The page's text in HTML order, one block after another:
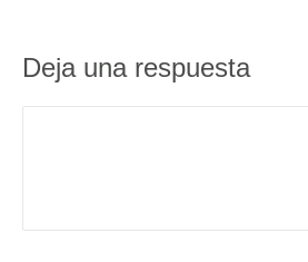
Deja una respuesta